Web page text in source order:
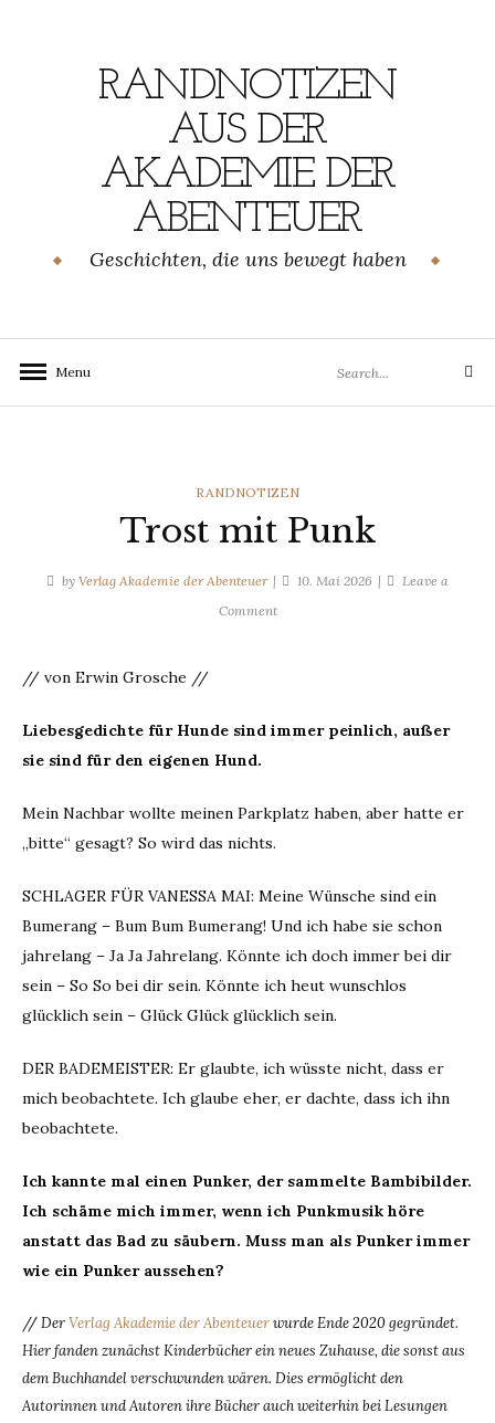
RANDNOTIZEN
AUS DER
AKADEMIE DER
ABENTEUER
Geschichten, die uns bewegt haben
Menu
for:
Search
CATEGORIES
RANDNOTIZEN
Trost mit Punk
by Verlag Akademie der Abenteuer 10. Mai 2026
Leave a
Commenton
// von Erwin Grosche //
Liebesgedichte für Hunde sind immer peinlich, außer
sie sind für den eigenen Hund.
Mein Nachbar wollte meinen Parkplatz haben, aber hatte er
„bitte“ gesagt? So wird das nichts.
SCHLAGER FÜR VANESSA MAI: Meine Wünsche sind ein
Bumerang – Bum Bum Bumerang! Und ich habe sie schon
jahrelang – Ja Ja Jahrelang. Könnte ich doch immer bei dir
sein – So So bei dir sein. Könnte ich heut wunschlos
glücklich sein – Glück Glück glücklich sein.
DER BADEMEISTER: Er glaubte, ich wüsste nicht, dass er
mich beobachtete. Ich glaube eher, er dachte, dass ich ihn
beobachtete.
Ich kannte mal einen Punker, der sammelte Bambibilder.
Ich schäme mich immer, wenn ich Punkmusik höre
anstatt das Bad zu säubern. Muss man als Punker immer
wie ein Punker aussehen?
//DerVerlag Akademie der Abenteuerwurde Ende 2020 gegründet.
Hier fanden zunächst Kinderbücher ein neues Zuhause, die sonst aus
dem Buchhandel verschwunden wären. Dies ermöglicht den
Autorinnen und Autoren ihre Bücher auch weiterhin bei Lesungen